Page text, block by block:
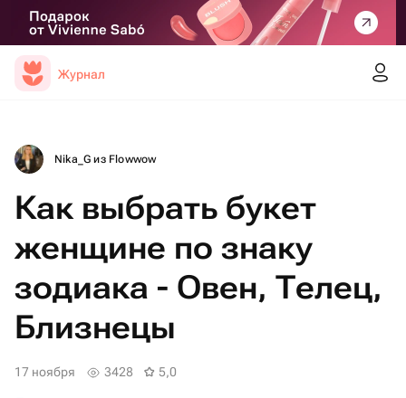
Журнал
Nika_G из Flowwow
Как выбрать букет
женщине по знаку
зодиака - Овен, Телец,
Близнецы
17 ноября 3428 5,0